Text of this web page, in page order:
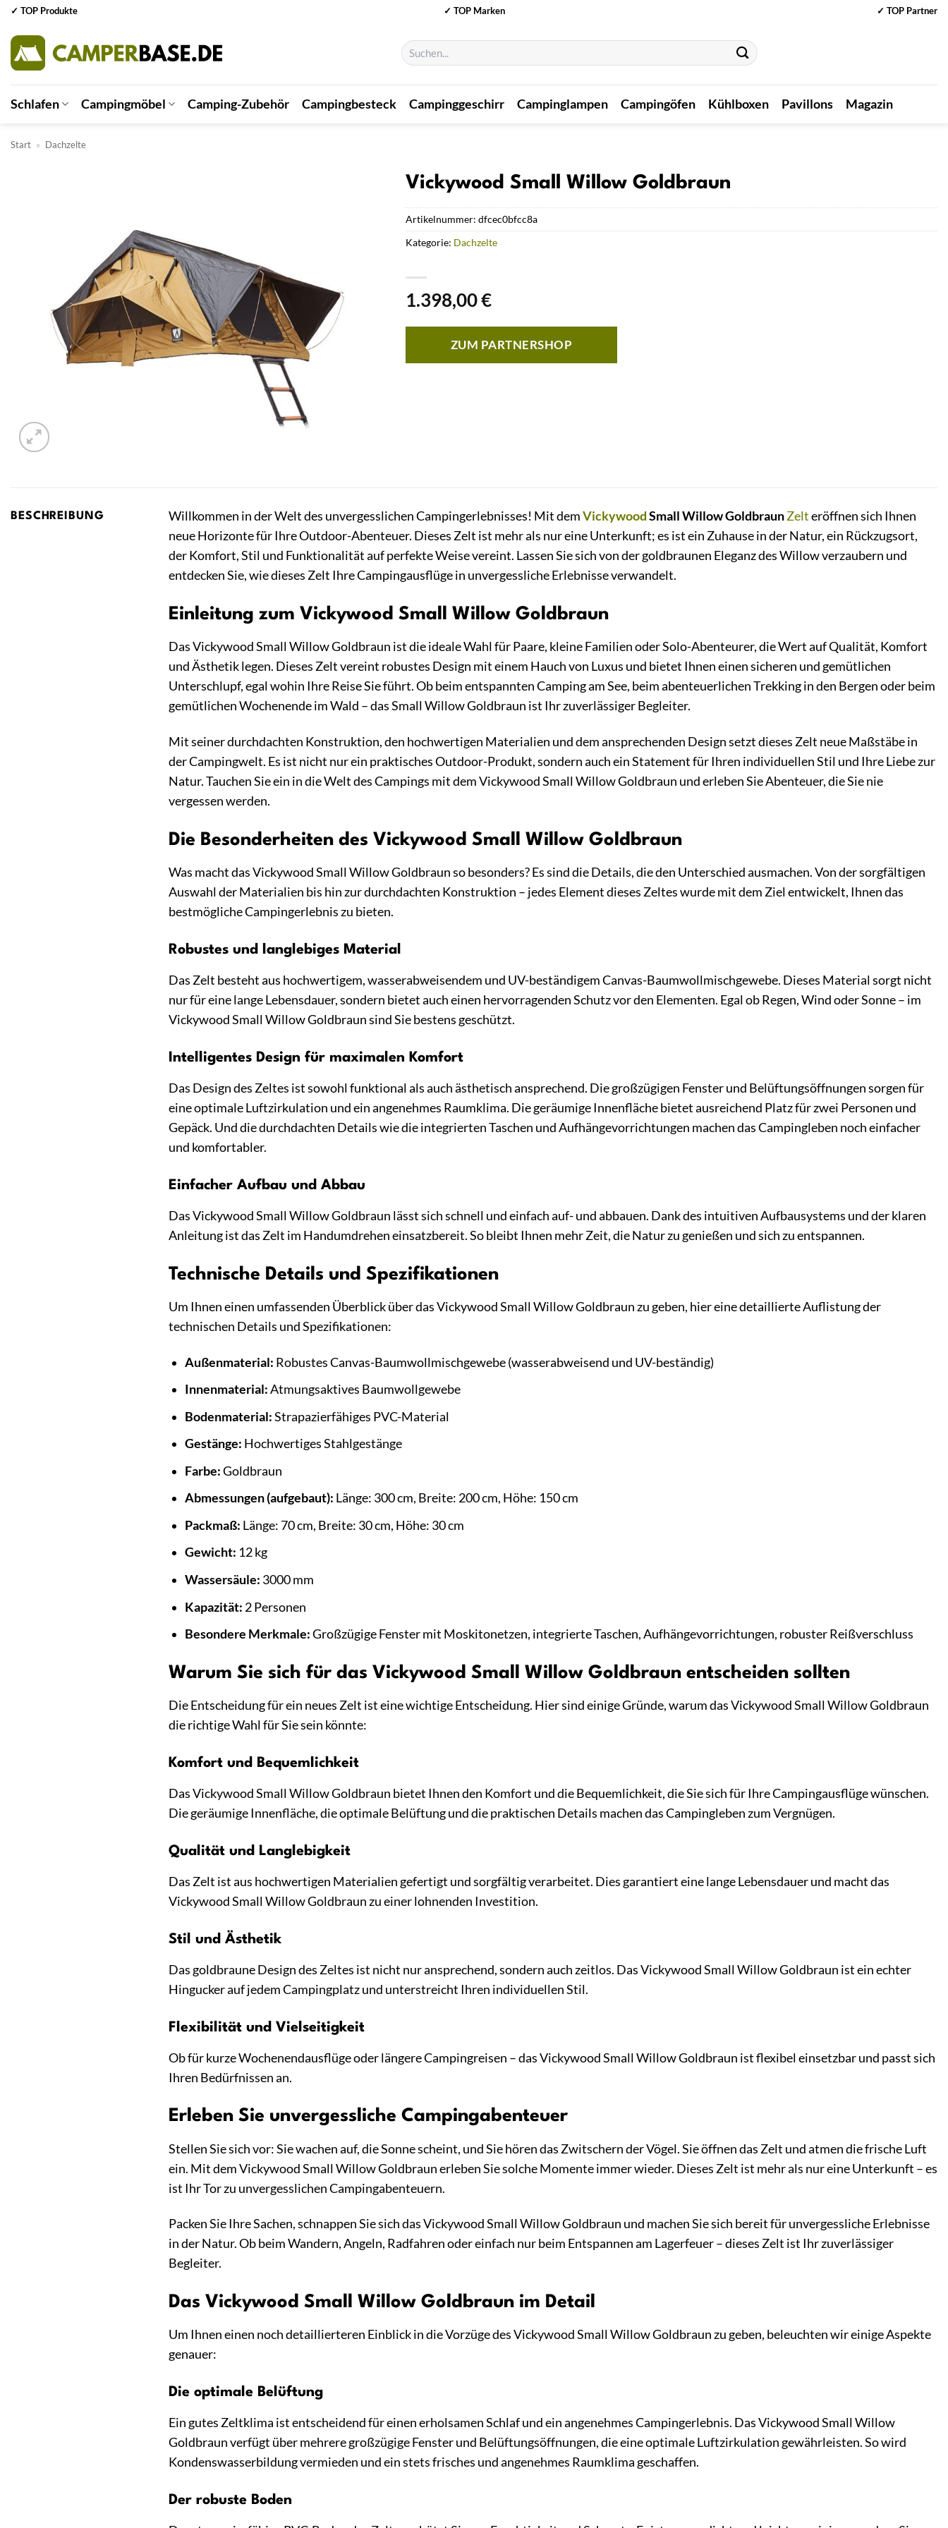
Zum
springen
✓ TOP Produkte ✓ TOP Marken ✓ TOP Partner
Suchen
nach:
Schlafen Campingmöbel Camping-Zubehör Campingbesteck Campinggeschirr Campinglampen Campingöfen Kühlboxen Pavillons Magazin
Start » Dachzelte
Vickywood Small Willow Goldbraun
1.398,00€
ZUM PARTNERSHOP
Artikelnummer: dfcec0bfcc8a
Kategorie: Dachzelte
BESCHREIBUNG Willkommen in der Welt des unvergesslichen Campingerlebnisses! Mit demVickywoodSmall Willow GoldbraunZelteröffnen sich Ihnen
neue Horizonte für Ihre Outdoor-Abenteuer. Dieses Zelt ist mehr als nur eine Unterkunft; es ist ein Zuhause in der Natur, ein Rückzugsort,
der Komfort, Stil und Funktionalität auf perfekte Weise vereint. Lassen Sie sich von der goldbraunen Eleganz des Willow verzaubern und
entdecken Sie, wie dieses Zelt Ihre Campingausflüge in unvergessliche Erlebnisse verwandelt.
Einleitung zum Vickywood Small Willow Goldbraun
Das Vickywood Small Willow Goldbraun ist die ideale Wahl für Paare, kleine Familien oder Solo-Abenteurer, die Wert auf Qualität, Komfort
und Ästhetik legen. Dieses Zelt vereint robustes Design mit einem Hauch von Luxus und bietet Ihnen einen sicheren und gemütlichen
Unterschlupf, egal wohin Ihre Reise Sie führt. Ob beim entspannten Camping am See, beim abenteuerlichen Trekking in den Bergen oder beim
gemütlichen Wochenende im Wald – das Small Willow Goldbraun ist Ihr zuverlässiger Begleiter.
Mit seiner durchdachten Konstruktion, den hochwertigen Materialien und dem ansprechenden Design setzt dieses Zelt neue Maßstäbe in
der Campingwelt. Es ist nicht nur ein praktisches Outdoor-Produkt, sondern auch ein Statement für Ihren individuellen Stil und Ihre Liebe zur
Natur. Tauchen Sie ein in die Welt des Campings mit dem Vickywood Small Willow Goldbraun und erleben Sie Abenteuer, die Sie nie
vergessen werden.
Die Besonderheiten des Vickywood Small Willow Goldbraun
Was macht das Vickywood Small Willow Goldbraun so besonders? Es sind die Details, die den Unterschied ausmachen. Von der sorgfältigen
Auswahl der Materialien bis hin zur durchdachten Konstruktion – jedes Element dieses Zeltes wurde mit dem Ziel entwickelt, Ihnen das
bestmögliche Campingerlebnis zu bieten.
Robustes und langlebiges Material
Das Zelt besteht aus hochwertigem, wasserabweisendem und UV-beständigem Canvas-Baumwollmischgewebe. Dieses Material sorgt nicht
nur für eine lange Lebensdauer, sondern bietet auch einen hervorragenden Schutz vor den Elementen. Egal ob Regen, Wind oder Sonne – im
Vickywood Small Willow Goldbraun sind Sie bestens geschützt.
Intelligentes Design für maximalen Komfort
Das Design des Zeltes ist sowohl funktional als auch ästhetisch ansprechend. Die großzügigen Fenster und Belüftungsöffnungen sorgen für
eine optimale Luftzirkulation und ein angenehmes Raumklima. Die geräumige Innenfläche bietet ausreichend Platz für zwei Personen und
Gepäck. Und die durchdachten Details wie die integrierten Taschen und Aufhängevorrichtungen machen das Campingleben noch einfacher
und komfortabler.
Einfacher Aufbau und Abbau
Das Vickywood Small Willow Goldbraun lässt sich schnell und einfach auf- und abbauen. Dank des intuitiven Aufbausystems und der klaren
Anleitung ist das Zelt im Handumdrehen einsatzbereit. So bleibt Ihnen mehr Zeit, die Natur zu genießen und sich zu entspannen.
Technische Details und Spezifikationen
Um Ihnen einen umfassenden Überblick über das Vickywood Small Willow Goldbraun zu geben, hier eine detaillierte Auflistung der
technischen Details und Spezifikationen:
Außenmaterial: Robustes Canvas-Baumwollmischgewebe (wasserabweisend und UV-beständig)
Innenmaterial:Atmungsaktives Baumwollgewebe
Bodenmaterial:Strapazierfähiges PVC-Material
Gestänge: Hochwertiges Stahlgestänge
Farbe:Goldbraun
Abmessungen (aufgebaut): Länge: 300 cm, Breite: 200 cm, Höhe: 150 cm
Packmaß: Länge: 70 cm, Breite: 30 cm, Höhe: 30 cm
Gewicht: 12 kg
Wassersäule: 3000 mm
Kapazität: 2 Personen
Besondere Merkmale:Großzügige Fenster mit Moskitonetzen, integrierte Taschen, Aufhängevorrichtungen, robuster Reißverschluss
Warum Sie sich für das Vickywood Small Willow Goldbraun entscheiden sollten
Die Entscheidung für ein neues Zelt ist eine wichtige Entscheidung. Hier sind einige Gründe, warum das Vickywood Small Willow Goldbraun
die richtige Wahl für Sie sein könnte:
Komfort und Bequemlichkeit
Das Vickywood Small Willow Goldbraun bietet Ihnen den Komfort und die Bequemlichkeit, die Sie sich für Ihre Campingausflüge wünschen.
Die geräumige Innenfläche, die optimale Belüftung und die praktischen Details machen das Campingleben zum Vergnügen.
Qualität und Langlebigkeit
Das Zelt ist aus hochwertigen Materialien gefertigt und sorgfältig verarbeitet. Dies garantiert eine lange Lebensdauer und macht das
Vickywood Small Willow Goldbraun zu einer lohnenden Investition.
Stil und Ästhetik
Das goldbraune Design des Zeltes ist nicht nur ansprechend, sondern auch zeitlos. Das Vickywood Small Willow Goldbraun ist ein echter
Hingucker auf jedem Campingplatz und unterstreicht Ihren individuellen Stil.
Flexibilität und Vielseitigkeit
Ob für kurze Wochenendausflüge oder längere Campingreisen – das Vickywood Small Willow Goldbraun ist flexibel einsetzbar und passt sich
Ihren Bedürfnissen an.
Erleben Sie unvergessliche Campingabenteuer
Stellen Sie sich vor: Sie wachen auf, die Sonne scheint, und Sie hören das Zwitschern der Vögel. Sie öffnen das Zelt und atmen die frische Luft
ein. Mit dem Vickywood Small Willow Goldbraun erleben Sie solche Momente immer wieder. Dieses Zelt ist mehr als nur eine Unterkunft – es
ist Ihr Tor zu unvergesslichen Campingabenteuern.
Packen Sie Ihre Sachen, schnappen Sie sich das Vickywood Small Willow Goldbraun und machen Sie sich bereit für unvergessliche Erlebnisse
in der Natur. Ob beim Wandern, Angeln, Radfahren oder einfach nur beim Entspannen am Lagerfeuer – dieses Zelt ist Ihr zuverlässiger
Begleiter.
Das Vickywood Small Willow Goldbraun im Detail
Um Ihnen einen noch detaillierteren Einblick in die Vorzüge des Vickywood Small Willow Goldbraun zu geben, beleuchten wir einige Aspekte
genauer:
Die optimale Belüftung
Ein gutes Zeltklima ist entscheidend für einen erholsamen Schlaf und ein angenehmes Campingerlebnis. Das Vickywood Small Willow
Goldbraun verfügt über mehrere großzügige Fenster und Belüftungsöffnungen, die eine optimale Luftzirkulation gewährleisten. So wird
Kondenswasserbildung vermieden und ein stets frisches und angenehmes Raumklima geschaffen.
Der robuste Boden